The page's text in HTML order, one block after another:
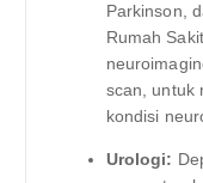
Parkinson,
Rumah
scan, untuk
kondisi
Urologi: